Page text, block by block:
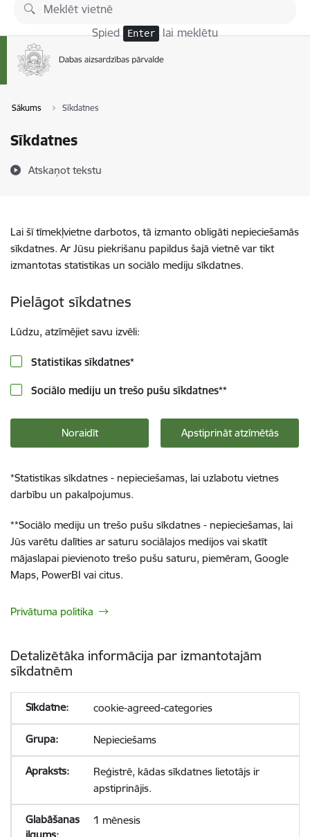
Pāriet uz lapas saturu
Spied Enter lai meklētu
Sākums Sīkdatnes
Sīkdatnes
Atskaņot tekstu
Lai šī tīmekļvietne darbotos, tā izmanto obligāti nepieciešamās
sīkdatnes. Ar Jūsu piekrišanu papildus šajā vietnē var tikt
izmantotas statistikas un sociālo mediju sīkdatnes.
Pielāgot sīkdatnes
Lūdzu, atzīmējiet savu izvēli:
Statistikas sīkdatnes*
Sociālo mediju un trešo pušu sīkdatnes**
Noraidīt Apstiprināt atzīmētās
*Statistikas sīkdatnes - nepieciešamas, lai uzlabotu vietnes
darbību un pakalpojumus.
**Sociālo mediju un trešo pušu sīkdatnes - nepieciešamas, lai
Jūs varētu dalīties ar saturu sociālajos medijos vai skatīt
mājaslapai pievienoto trešo pušu saturu, piemēram, Google
Maps, PowerBI vai citus.
Privātuma politika
Detalizētāka informācija par izmantotajām
sīkdatnēm
cookie-agreed-categories
Nepieciešams
Reģistrē, kādas sīkdatnes lietotājs ir
apstiprinājis.
1 mēnesis